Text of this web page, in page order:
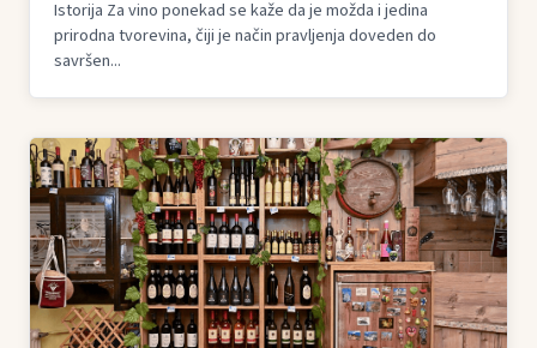
Istorija Za vino ponekad se kaže da je možda i jedina
prirodna tvorevina, čiji je način pravljenja doveden do
savršen...